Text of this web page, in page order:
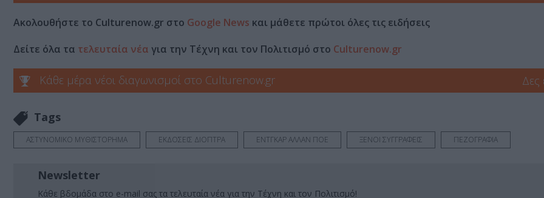
Ακολουθήστε το Culturenow.gr στο Google News και μάθετε πρώτοι όλες τις ειδήσεις
Δείτε όλα τα τελευταία νέα για την Τέχνη και τον Πολιτισμό στο Culturenow.gr
Κάθε μέρα νέοι διαγωνισμοί στο Culturenow.gr Δες
Tags
ΑΣΤΥΝΟΜΙΚΟ ΜΥΘΙΣΤΟΡΗΜΑ ΕΚΔΟΣΕΙΣ ΔΙΟΠΤΡΑ ΕΝΤΓΚΑΡ ΑΛΛΑΝ ΠΟΕ ΞΕΝΟΙ ΣΥΓΓΡΑΦΕΙΣ ΠΕΖΟΓΡΑΦΙΑ
Newsletter
Κάθε βδομάδα στο e-mail σας τα τελευταία νέα για την Τέχνη και τον Πολιτισμό!